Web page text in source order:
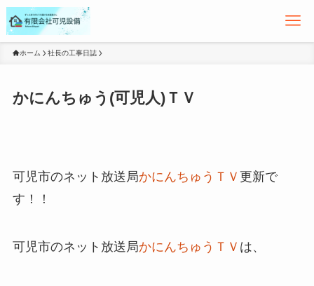
ホーム 社長の工事日誌
かにんちゅう(可児人)ＴＶ
可児市のネット放送局かにんちゅうＴＶ 更新で
す！！
可児市のネット放送局かにんちゅうＴＶ は、